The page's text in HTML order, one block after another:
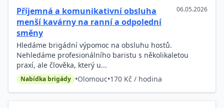
Příjemná a komunikativní obsluha
menší kavárny na ranní a odpolední
směny
06.05.2026
Hledáme brigádní výpomoc na obsluhu hostů.
Nehledáme profesionálního baristu s několikaletou
praxí, ale člověka, který u...
Nabídka brigády •Olomouc•170 Kč / hodina